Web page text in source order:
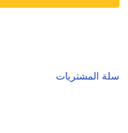
سلة المشتريات